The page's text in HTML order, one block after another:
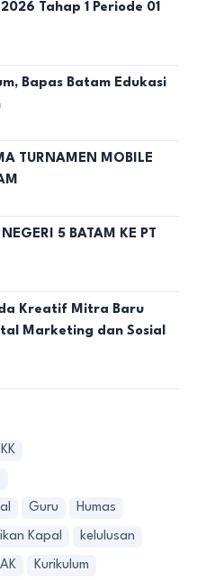
Tahap 1 Periode 01
Bapas Batam Edukasi
TURNAMEN MOBILE
5 BATAM KE PT
Kreatif Mitra Baru
Marketing dan Sosial
Guru Humas
Kapal kelulusan
Kurikulum